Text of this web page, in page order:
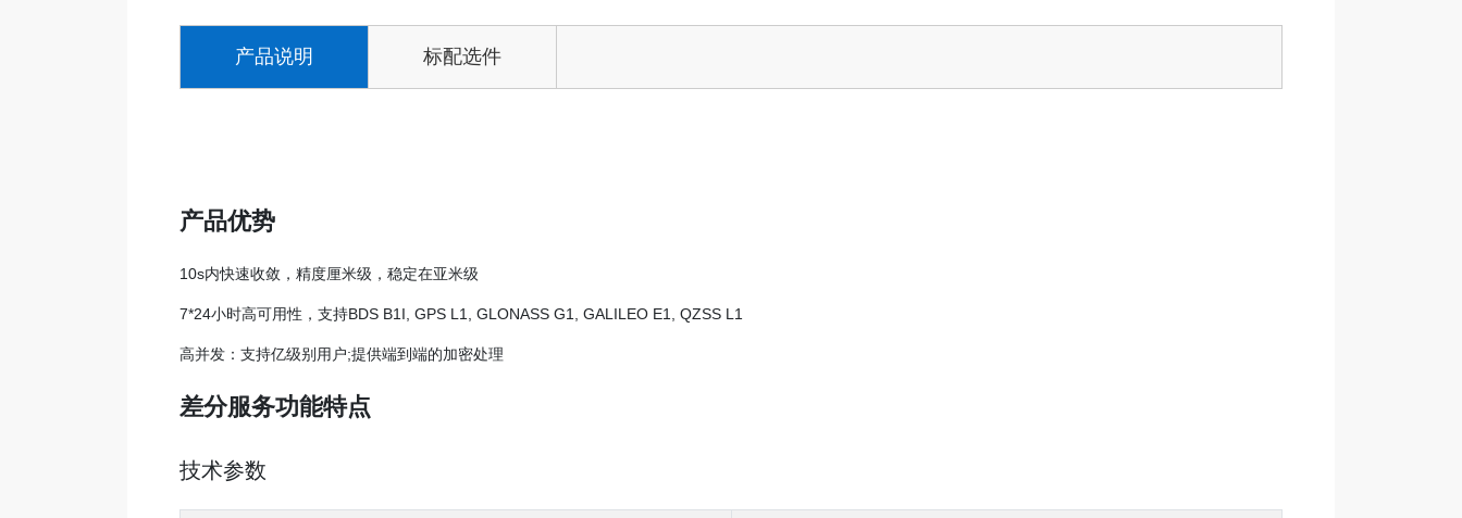
产品说明 标配选件
产品优势
10s内快速收敛，精度厘米级，稳定在亚米级
7*24小时高可用性，支持BDS B1I, GPS L1, GLONASS G1, GALILEO E1, QZSS L1
高并发：支持亿级别用户;提供端到端的加密处理
差分服务功能特点
技术参数